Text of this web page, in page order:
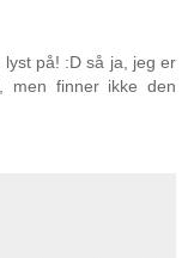
på! :D så ja, jeg er
men finner ikke den